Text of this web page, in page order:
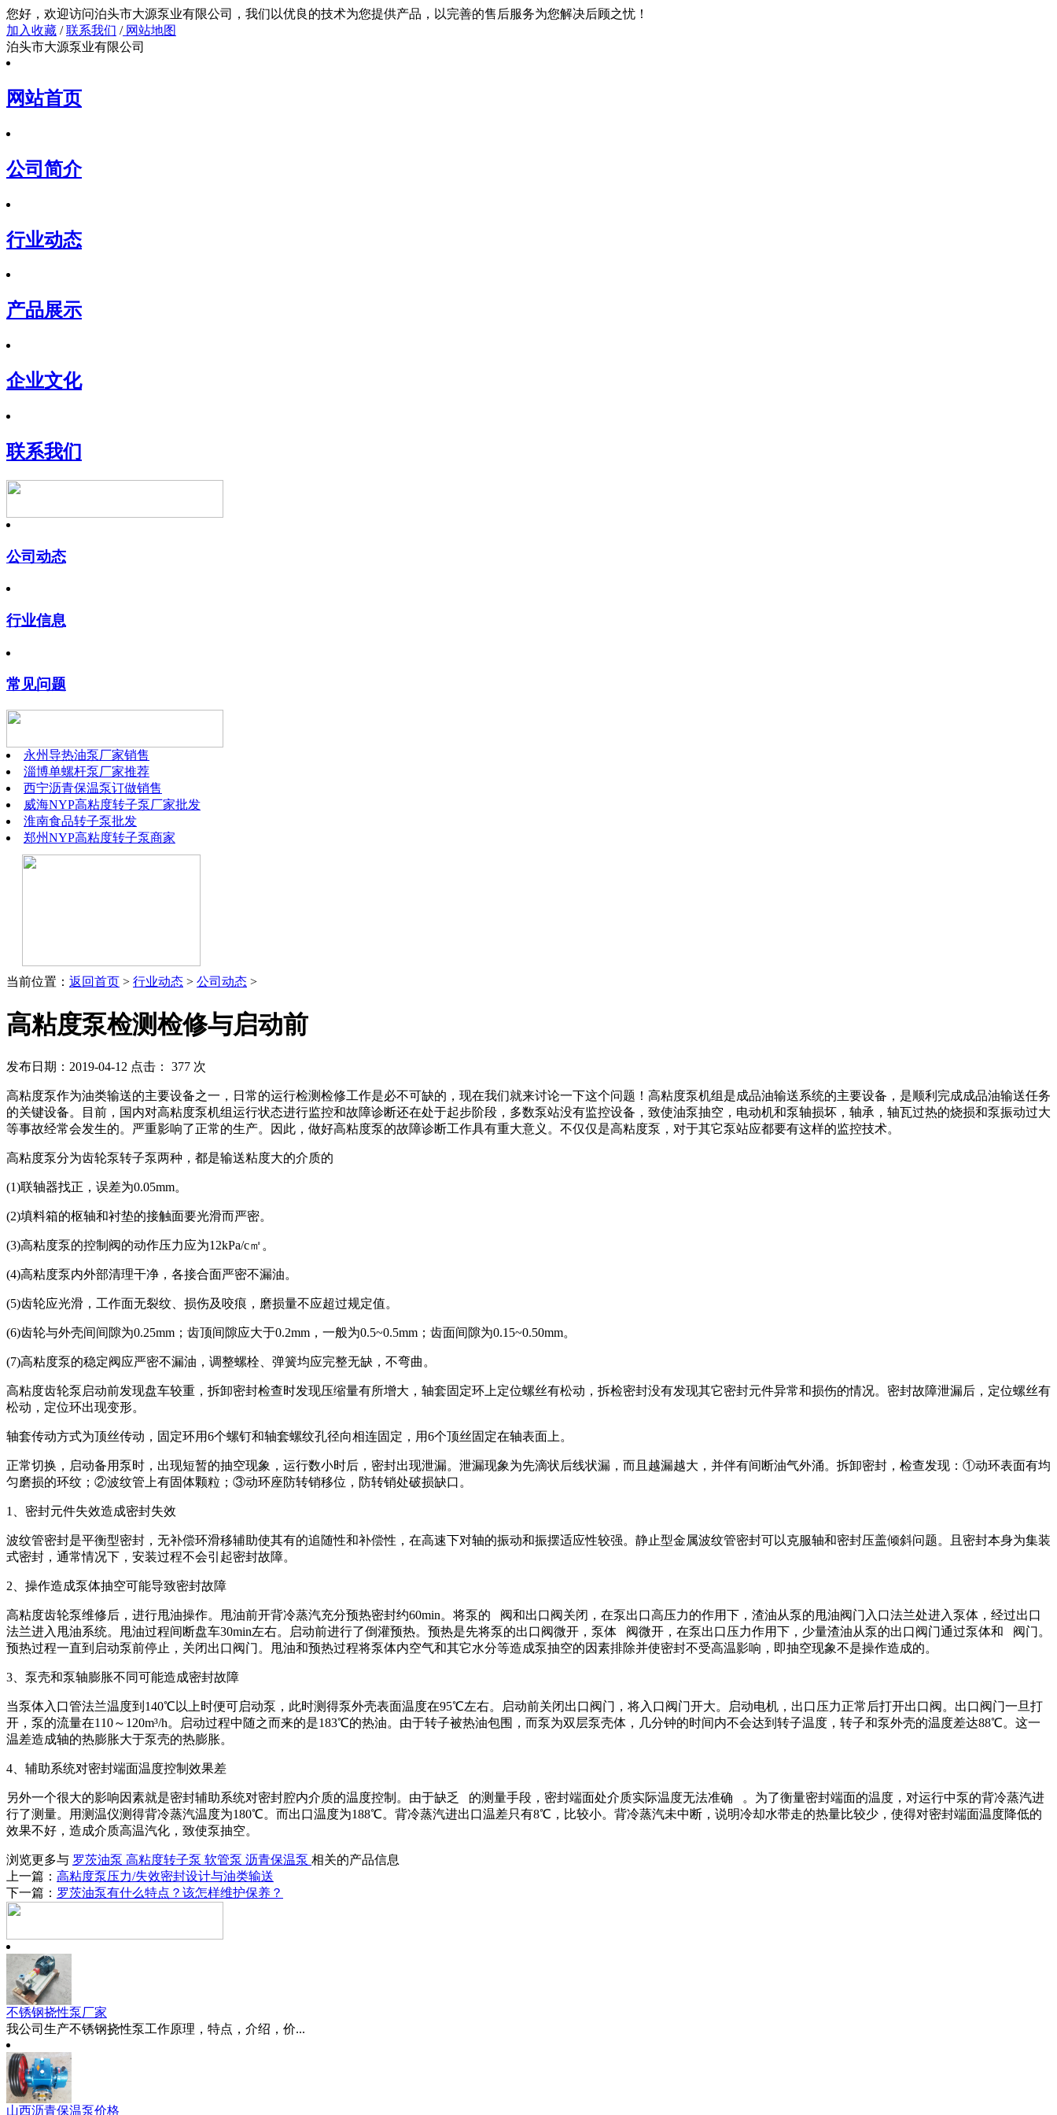
您好，欢迎访问泊头市大源泵业有限公司，我们以优良的技术为您提供产品，以完善的售后服务为您解决后顾之忧！
加入收藏 /联系我们 /网站地图
泊头市大源泵业有限公司
网站首页
公司简介
行业动态
产品展示
企业文化
联系我们
公司动态
行业信息
常见问题
永州导热油泵厂家销售
淄博单螺杆泵厂家推荐
西宁沥青保温泵订做销售
威海NYP高粘度转子泵厂家批发
淮南食品转子泵批发
郑州NYP高粘度转子泵商家
当前位置： 返回首页 > 行业动态 > 公司动态 >
高粘度泵检测检修与启动前
发布日期：2019-04-12 点击： 377 次
高粘度泵作为油类输送的主要设备之一，日常的运行检测检修工作是必不可缺的，现在我们就来讨论一下这个问题！高粘度泵机组是成品油输送系统的主要设备，是顺利完成成品油输送任务
的关键设备。目前，国内对高粘度泵机组运行状态进行监控和故障诊断还在处于起步阶段，多数泵站没有监控设备，致使油泵抽空，电动机和泵轴损坏，轴承，轴瓦过热的烧损和泵振动过大
等事故经常会发生的。严重影响了正常的生产。因此，做好高粘度泵的故障诊断工作具有重大意义。不仅仅是高粘度泵，对于其它泵站应都要有这样的监控技术。
高粘度泵分为齿轮泵转子泵两种，都是输送粘度大的介质的
(1)联轴器找正，误差为0.05mm。
(2)填料箱的枢轴和衬垫的接触面要光滑而严密。
(3)高粘度泵的控制阀的动作压力应为12kPa/c㎡。
(4)高粘度泵内外部清理干净，各接合面严密不漏油。
(5)齿轮应光滑，工作面无裂纹、损伤及咬痕，磨损量不应超过规定值。
(6)齿轮与外壳间间隙为0.25mm；齿顶间隙应大于0.2mm，一般为0.5~0.5mm；齿面间隙为0.15~0.50mm。
(7)高粘度泵的稳定阀应严密不漏油，调整螺栓、弹簧均应完整无缺，不弯曲。
高粘度齿轮泵启动前发现盘车较重，拆卸密封检查时发现压缩量有所增大，轴套固定环上定位螺丝有松动，拆检密封没有发现其它密封元件异常和损伤的情况。密封故障泄漏后，定位螺丝有
松动，定位环出现变形。
轴套传动方式为顶丝传动，固定环用6个螺钉和轴套螺纹孔径向相连固定，用6个顶丝固定在轴表面上。
正常切换，启动备用泵时，出现短暂的抽空现象，运行数小时后，密封出现泄漏。泄漏现象为先滴状后线状漏，而且越漏越大，并伴有间断油气外涌。拆卸密封，检查发现：①动环表面有均
匀磨损的环纹；②波纹管上有固体颗粒；③动环座防转销移位，防转销处破损缺口。
1、密封元件失效造成密封失效
波纹管密封是平衡型密封，无补偿环滑移辅助使其有的追随性和补偿性，在高速下对轴的振动和振摆适应性较强。静止型金属波纹管密封可以克服轴和密封压盖倾斜问题。且密封本身为集装
式密封，通常情况下，安装过程不会引起密封故障。
2、操作造成泵体抽空可能导致密封故障
高粘度齿轮泵维修后，进行甩油操作。甩油前开背冷蒸汽充分预热密封约60min。将泵的 阀和出口阀关闭，在泵出口高压力的作用下，渣油从泵的甩油阀门入口法兰处进入泵体，经过出口
法兰进入甩油系统。甩油过程间断盘车30min左右。启动前进行了倒灌预热。预热是先将泵的出口阀微开，泵体 阀微开，在泵出口压力作用下，少量渣油从泵的出口阀门通过泵体和 阀门。
预热过程一直到启动泵前停止，关闭出口阀门。甩油和预热过程将泵体内空气和其它水分等造成泵抽空的因素排除并使密封不受高温影响，即抽空现象不是操作造成的。
3、泵壳和泵轴膨胀不同可能造成密封故障
当泵体入口管法兰温度到140℃以上时便可启动泵，此时测得泵外壳表面温度在95℃左右。启动前关闭出口阀门，将入口阀门开大。启动电机，出口压力正常后打开出口阀。出口阀门一旦打
开，泵的流量在110～120m³/h。启动过程中随之而来的是183℃的热油。由于转子被热油包围，而泵为双层泵壳体，几分钟的时间内不会达到转子温度，转子和泵外壳的温度差达88℃。这一
温差造成轴的热膨胀大于泵壳的热膨胀。
4、辅助系统对密封端面温度控制效果差
另外一个很大的影响因素就是密封辅助系统对密封腔内介质的温度控制。由于缺乏 的测量手段，密封端面处介质实际温度无法准确 。为了衡量密封端面的温度，对运行中泵的背冷蒸汽进
行了测量。用测温仪测得背冷蒸汽温度为180℃。而出口温度为188℃。背冷蒸汽进出口温差只有8℃，比较小。背冷蒸汽未中断，说明冷却水带走的热量比较少，使得对密封端面温度降低的
效果不好，造成介质高温汽化，致使泵抽空。
浏览更多与 罗茨油泵 高粘度转子泵 软管泵 沥青保温泵 相关的产品信息
上一篇： 高粘度泵压力/失效密封设计与油类输送
下一篇： 罗茨油泵有什么特点？该怎样维护保养？
不锈钢挠性泵厂家
我公司生产不锈钢挠性泵工作原理，特点，介绍，价...
山西沥青保温泵价格